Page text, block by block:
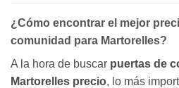
¿Cómo encontrar el mejor
comunidad para Martorelles?
A la hora de buscar puertas de
Martorelles precio, lo más